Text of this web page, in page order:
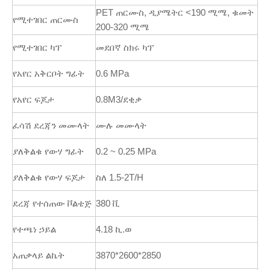
የሚተገበር ጠርሙስ
PET ጠርሙስ, ዲያሜትር <190 ሚሜ, ቁመት
200-320 ሚሜ
የሚተገበር ካፕ
መደበኛ ስክሩ ካፕ
የአየር አቅርቦት ግፊት 0.6 MPa
የአየር ፍጆታ 0.8M3/ደቂቃ
ፈሳሽ ደረጃን መሙላት ሙሉ መሙላት
ያለቅልቁ የውሃ ግፊት 0.2 ~ 0.25 MPa
ያለቅልቁ የውሃ ፍጆታ ስለ 1.5-2T/H
ደረጃ የተሰጠው ቮልቴጅ 380 ቪ
የተጫነ ኃይል 4.18 ኪ.ወ
አጠቃላይ ልኬት 3870*2600*2850